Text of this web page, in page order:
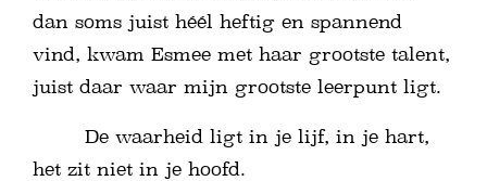
dan soms juist héél heftig en spannend
vind, kwam Esmee met haar grootste talent,
juist daar waar mijn grootste leerpunt ligt.
De waarheid ligt in je lijf, in je hart,
het zit niet in je hoofd.